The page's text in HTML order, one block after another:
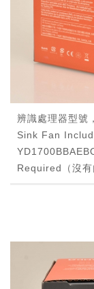
辨識處理器型號
Sink Fan
Required（沒有